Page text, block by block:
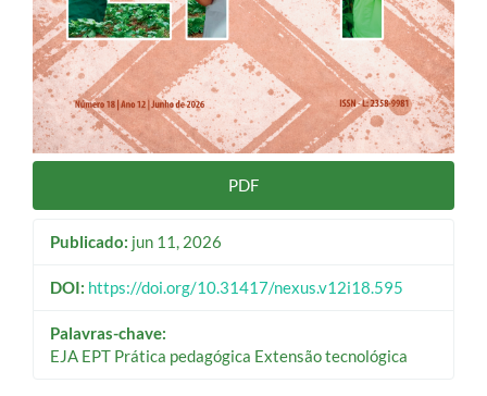
PDF
Publicado: jun 11, 2026
DOI: https://doi.org/10.31417/nexus.v12i18.595
Palavras-chave:
EJA EPT Prática pedagógica Extensão tecnológica